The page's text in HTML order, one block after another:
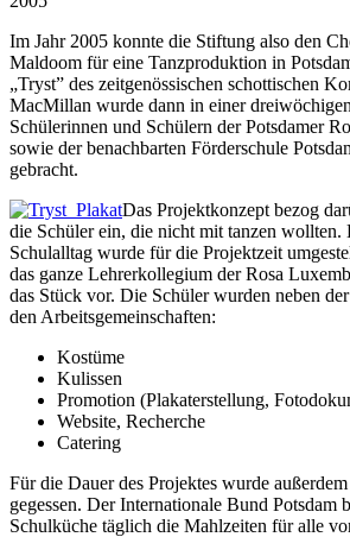
Im Jahr 2005 konnte die Stiftung also den
Maldoom für eine Tanzproduktion in
„Tryst” des zeitgenössischen schottischen
MacMillan wurde dann in einer
Schülerinnen und Schülern der Potsdamer
sowie der benachbarten Förderschule
gebracht.
Das Projektkonzept bezog
die Schüler ein, die nicht mit tanzen wollten.
Schulalltag wurde für die Projektzeit
das ganze Lehrerkollegium der Rosa
das Stück vor. Die Schüler wurden neben
den Arbeitsgemeinschaften:
Kostüme
Kulissen
Promotion (Plakaterstellung,
Website, Recherche
Catering
Für die Dauer des Projektes wurde
gegessen. Der Internationale Bund Potsdam
Schulküche täglich die Mahlzeiten für alle